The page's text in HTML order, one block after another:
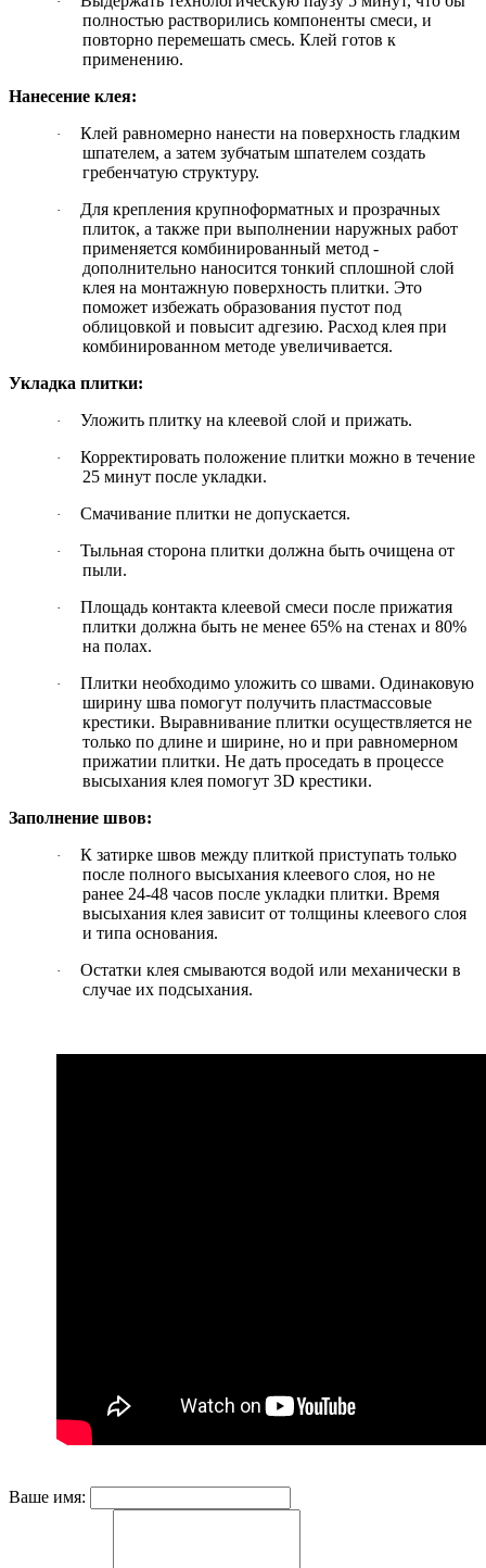
полностью растворились компоненты смеси, и
повторно перемешать смесь. Клей готов к
применению.
Нанесение клея:
·
Клей равномерно нанести на поверхность гладким
шпателем, а затем зубчатым шпателем создать
гребенчатую структуру.
·
Для крепления крупноформатных и прозрачных
плиток, а также при выполнении наружных работ
применяется комбинированный метод -
дополнительно наносится тонкий сплошной слой
клея на монтажную поверхность плитки. Это
поможет избежать образования пустот под
облицовкой и повысит адгезию. Расход клея при
комбинированном методе увеличивается.
Укладка плитки:
· Уложить плитку на клеевой слой и прижать.
·
Корректировать положение плитки можно в течение
25 минут после укладки.
· Смачивание плитки не допускается.
·
Тыльная сторона плитки должна быть очищена от
пыли.
·
Площадь контакта клеевой смеси после прижатия
плитки должна быть не менее 65% на стенах и 80%
на полах.
·
Плитки необходимо уложить со швами. Одинаковую
ширину шва помогут получить пластмассовые
крестики. Выравнивание плитки осуществляется не
только по длине и ширине, но и при равномерном
прижатии плитки. Не дать проседать в процессе
высыхания клея помогут 3D крестики.
Заполнение швов:
·
К затирке швов между плиткой приступать только
после полного высыхания клеевого слоя, но не
ранее 24-48 часов после укладки плитки. Время
высыхания клея зависит от толщины клеевого слоя
и типа основания.
·
Остатки клея смываются водой или механически в
случае их подсыхания.
Ваше имя: